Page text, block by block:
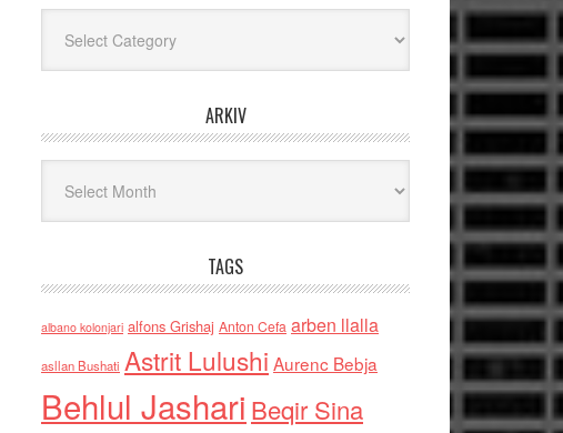
ARKIV
TAGS
albano kolonjari alfons Grishaj Anton Cefa arben llalla
asllan Bushati Astrit Lulushi Aurenc Bebja
Behlul Jashari Beqir Sina